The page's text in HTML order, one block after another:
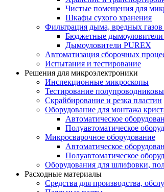
Чистые помещения для
Шкафы сухого хранения
Фильтрация дыма, вредных
Бюджетные
Дымоуловители PUREX
Автоматизация сборочных
Испытания и тестирование
Решения для микроэлектроники
Инспекционные микроскопы
Тестирование
Скрайбирование и резка пластин
Оборудование для монтажа
Автоматическое
Полуавтоматическое
Микросварочное оборудование
Автоматическое
Полуавтоматическое
Оборудования для шлифовки,
Расходные материалы
Средства для производства,